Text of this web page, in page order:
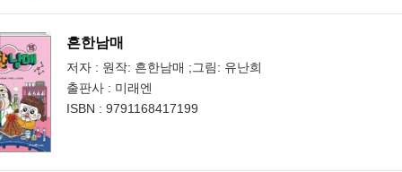
흔한남매
저자 : 원작: 흔한남매 ;그림: 유난희
출판사 : 미래엔
ISBN : 9791168417199